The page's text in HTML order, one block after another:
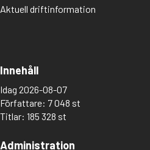
Aktuell driftinformation
Innehåll
Idag 2026-08-07
Författare: 7 048 st
Titlar: 185 328 st
Administration